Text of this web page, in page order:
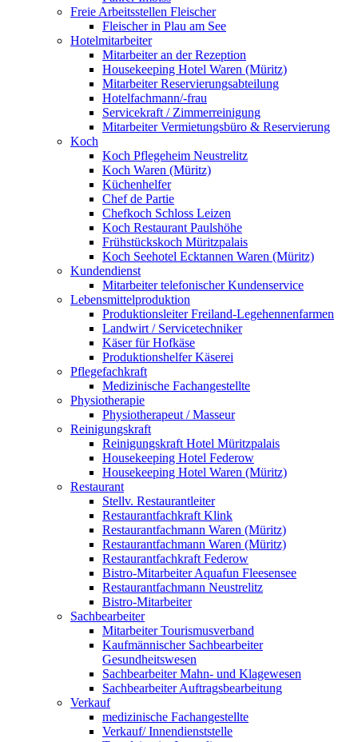
Freie Arbeitsstellen Fleischer
Fleischer in Plau am See
Hotelmitarbeiter
Mitarbeiter an der Rezeption
Housekeeping Hotel Waren (Müritz)
Mitarbeiter Reservierungsabteilung
Hotelfachmann/-frau
Servicekraft / Zimmerreinigung
Mitarbeiter Vermietungsbüro & Reservierung
Koch
Koch Pflegeheim Neustrelitz
Koch Waren (Müritz)
Küchenhelfer
Chef de Partie
Chefkoch Schloss Leizen
Koch Restaurant Paulshöhe
Frühstückskoch Müritzpalais
Koch Seehotel Ecktannen Waren (Müritz)
Kundendienst
Mitarbeiter telefonischer Kundenservice
Lebensmittelproduktion
Produktionsleiter Freiland-Legehennenfarmen
Landwirt / Servicetechniker
Käser für Hofkäse
Produktionshelfer Käserei
Pflegefachkraft
Medizinische Fachangestellte
Physiotherapie
Physiotherapeut / Masseur
Reinigungskraft
Reinigungskraft Hotel Müritzpalais
Housekeeping Hotel Federow
Housekeeping Hotel Waren (Müritz)
Restaurant
Stellv. Restaurantleiter
Restaurantfachkraft Klink
Restaurantfachmann Waren (Müritz)
Restaurantfachmann Waren (Müritz)
Restaurantfachkraft Federow
Bistro-Mitarbeiter Aquafun Fleesensee
Restaurantfachmann Neustrelitz
Bistro-Mitarbeiter
Sachbearbeiter
Mitarbeiter Tourismusverband
Kaufmännischer Sachbearbeiter
Gesundheitswesen
Sachbearbeiter Mahn- und Klagewesen
Sachbearbeiter Auftragsbearbeitung
Verkauf
medizinische Fachangestellte
Verkauf/ Innendienststelle